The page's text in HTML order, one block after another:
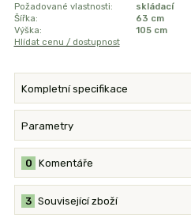
Požadované vlastnosti:
skládací
Šířka:
63 cm
Výška:
105 cm
Hlídat cenu / dostupnost
Kompletní specifikace
Parametry
Komentáře
0
Související zboží
3